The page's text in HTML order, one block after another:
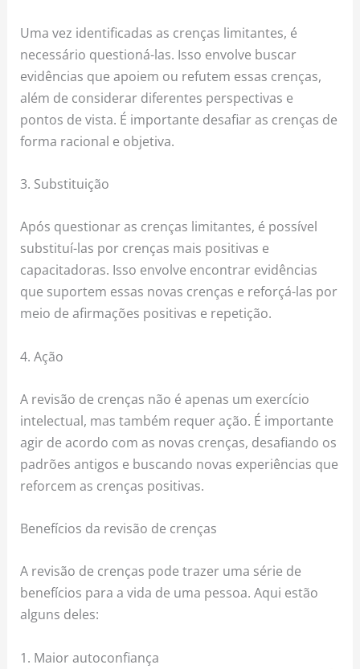
Uma vez identificadas as crenças limitantes, é
necessário questioná-las. Isso envolve buscar
evidências que apoiem ou refutem essas crenças,
além de considerar diferentes perspectivas e
pontos de vista. É importante desafiar as crenças de
forma racional e objetiva.
3. Substituição
Após questionar as crenças limitantes, é possível
substituí-las por crenças mais positivas e
capacitadoras. Isso envolve encontrar evidências
que suportem essas novas crenças e reforçá-las por
meio de afirmações positivas e repetição.
4. Ação
A revisão de crenças não é apenas um exercício
intelectual, mas também requer ação. É importante
agir de acordo com as novas crenças, desafiando os
padrões antigos e buscando novas experiências que
reforcem as crenças positivas.
Benefícios da revisão de crenças
A revisão de crenças pode trazer uma série de
benefícios para a vida de uma pessoa. Aqui estão
alguns deles:
1. Maior autoconfiança